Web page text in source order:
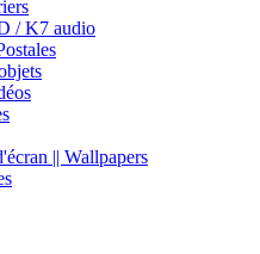
/ K7 audio
|| Wallpapers